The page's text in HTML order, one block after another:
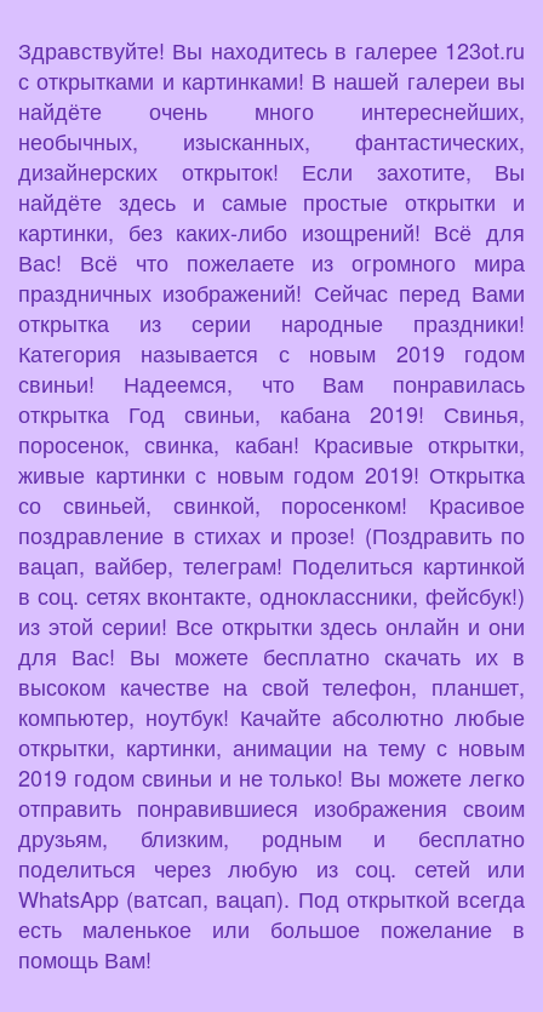
Здравствуйте! Вы находитесь в галерее 123ot.ru
с открытками и картинками! В нашей галереи вы
найдёте очень много интереснейших,
необычных, изысканных, фантастических,
дизайнерских открыток! Если захотите, Вы
найдёте здесь и самые простые открытки и
картинки, без каких-либо изощрений! Всё для
Вас! Всё что пожелаете из огромного мира
праздничных изображений! Сейчас перед Вами
открытка из серии народные праздники!
Категория называется с новым 2019 годом
свиньи! Надеемся, что Вам понравилась
открытка Год свиньи, кабана 2019! Свинья,
поросенок, свинка, кабан! Красивые открытки,
живые картинки с новым годом 2019! Открытка
со свиньей, свинкой, поросенком! Красивое
поздравление в стихах и прозе! (Поздравить по
вацап, вайбер, телеграм! Поделиться картинкой
в соц. сетях вконтакте, одноклассники, фейсбук!)
из этой серии! Все открытки здесь онлайн и они
для Вас! Вы можете бесплатно скачать их в
высоком качестве на свой телефон, планшет,
компьютер, ноутбук! Качайте абсолютно любые
открытки, картинки, анимации на тему с новым
2019 годом свиньи и не только! Вы можете легко
отправить понравившиеся изображения своим
друзьям, близким, родным и бесплатно
поделиться через любую из соц. сетей или
WhatsApp (ватсап, вацап). Под открыткой всегда
есть маленькое или большое пожелание в
помощь Вам!